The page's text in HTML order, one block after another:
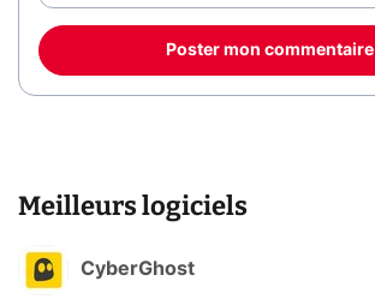
Poster mon commentaire
Meilleurs logiciels
CyberGhost